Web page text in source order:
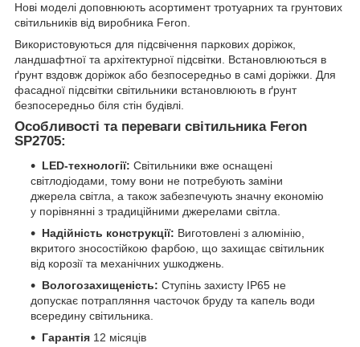
Нові моделі доповнюють асортимент тротуарних та грунтових
світильників від виробника Feron.
Використовуються для підсвічення паркових доріжок,
ландшафтної та архітектурної підсвітки. Встановлюються в
ґрунт вздовж доріжок або безпосередньо в самі доріжки. Для
фасадної підсвітки світильники встановлюють в ґрунт
безпосередньо біля стін будівлі.
Особливості та переваги світильника Feron
SP2705:
LED-технології: Світильники вже оснащені
світлодіодами, тому вони не потребують заміни
джерела світла, а також забезпечують значну економію
у порівнянні з традиційними джерелами світла.
Надійність конструкції: Виготовлені з алюмінію,
вкритого зносостійкою фарбою, що захищає світильник
від корозії та механічних ушкоджень.
Вологозахищеність: Ступінь захисту IP65 не
допускає потрапляння часточок бруду та капель води
всередину світильника.
Гарантія 12 місяців